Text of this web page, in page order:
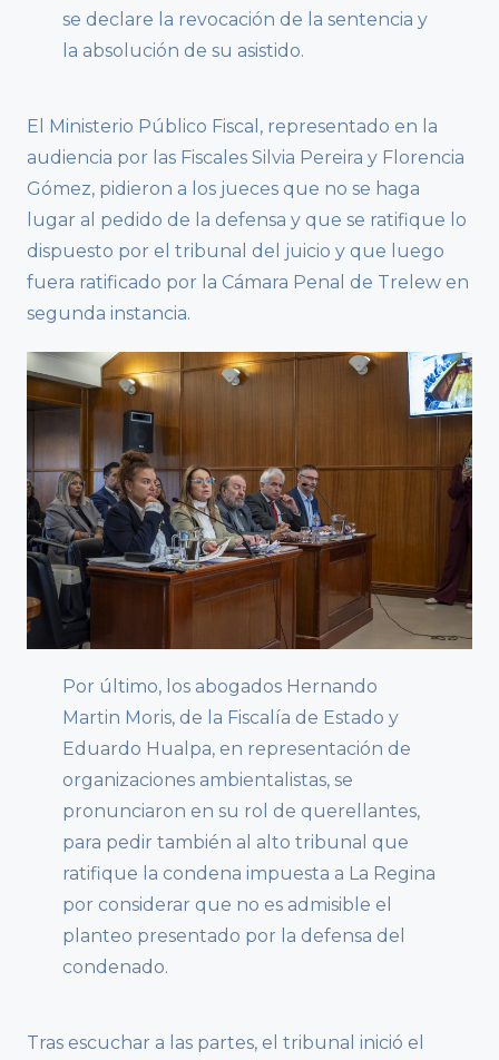
se declare la revocación de la sentencia y
la absolución de su asistido.
El Ministerio Público Fiscal, representado en la
audiencia por las Fiscales Silvia Pereira y Florencia
Gómez, pidieron a los jueces que no se haga
lugar al pedido de la defensa y que se ratifique lo
dispuesto por el tribunal del juicio y que luego
fuera ratificado por la Cámara Penal de Trelew en
segunda instancia.
Por último, los abogados Hernando
Martin Moris, de la Fiscalía de Estado y
Eduardo Hualpa, en representación de
organizaciones ambientalistas, se
pronunciaron en su rol de querellantes,
para pedir también al alto tribunal que
ratifique la condena impuesta a La Regina
por considerar que no es admisible el
planteo presentado por la defensa del
condenado.
Tras escuchar a las partes, el tribunal inició el